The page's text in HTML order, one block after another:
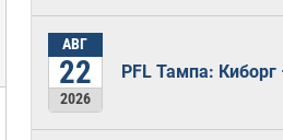
АВГ
22
2026
PFL Тампа: Киборг